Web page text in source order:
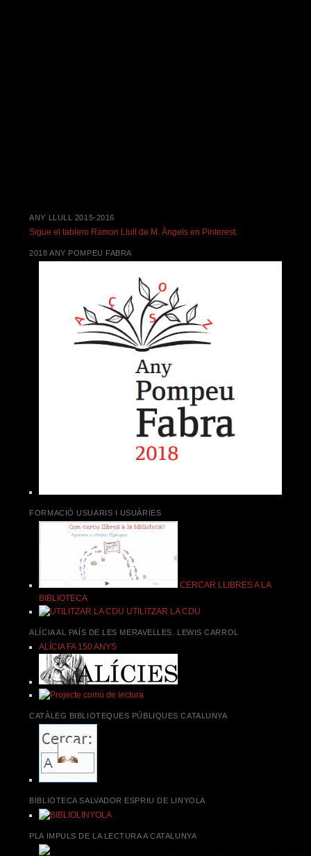
ANY LLULL 2015-2016
Sigue el tablero Ramon Llull de M. Àngels en Pinterest.
2018 ANY POMPEU FABRA
FORMACIÓ USUARIS I USUÀRIES
CERCAR LLIBRES A LA
BIBLIOTECA
UTILITZAR LA CDU
ALÍCIA AL PAÍS DE LES MERAVELLES. LEWIS CARROL
ALÍCIA FA 150 ANYS
CATÀLEG BIBLIOTEQUES PÚBLIQUES CATALUNYA
BIBLIOTECA SALVADOR ESPRIU DE LINYOLA
PLA IMPULS DE LA LECTURA A CATALUNYA